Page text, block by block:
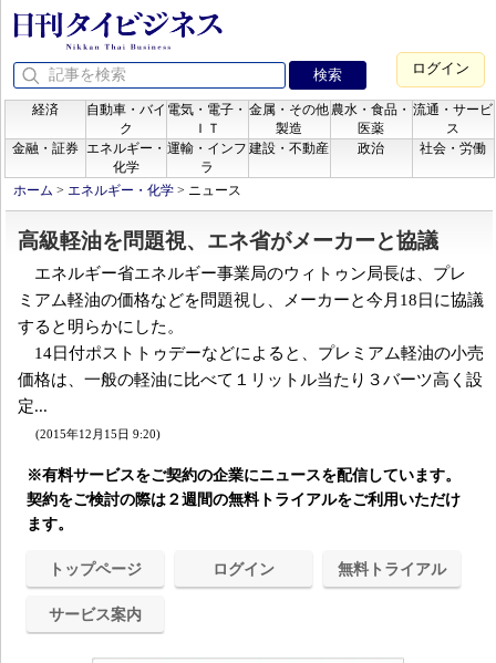
ログイン
経済
自動車・バイ
ク
電気・電子・
ＩＴ
金属・その他
製造
農水・食品・
医薬
流通・サービ
ス
金融・証券
エネルギー・
化学
運輸・インフ
ラ
建設・不動産 政治 社会・労働
ホーム > エネルギー・化学 > ニュース
高級軽油を問題視、エネ省がメーカーと協議
エネルギー省エネルギー事業局のウィトゥン局長は、プレ
ミアム軽油の価格などを問題視し、メーカーと今月18日に協議
すると明らかにした。
14日付ポストトゥデーなどによると、プレミアム軽油の小売
価格は、一般の軽油に比べて１リットル当たり３バーツ高く設
定...
(2015年12月15日 9:20)
※有料サービスをご契約の企業にニュースを配信しています。
契約をご検討の際は２週間の無料トライアルをご利用いただけ
ます。
トップページ ログイン 無料トライアル
サービス案内